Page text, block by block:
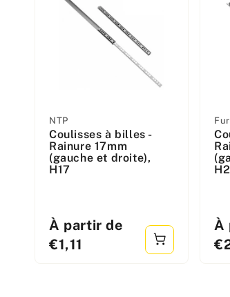
Fabricant
:
NTP
Coulisses à billes -
Rainure 17mm
(gauche et droite),
H17
Prix
standard
À partir de
€1,11
:
À